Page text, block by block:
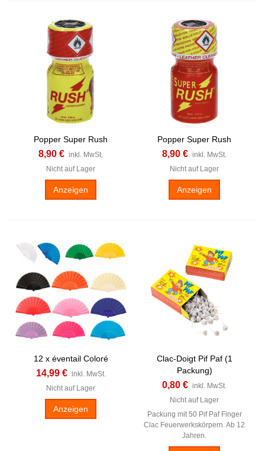
Popper Super Rush
8,90 € inkl. MwSt.
Nicht auf Lager
Anzeigen
Popper Super Rush
8,90 € inkl. MwSt.
Nicht auf Lager
Anzeigen
12 x éventail Coloré
14,99 € inkl. MwSt.
Nicht auf Lager
Anzeigen
Clac-Doigt Pif Paf (1
Packung)
0,80 € inkl. MwSt.
Nicht auf Lager
Packung mit 50 Pif Paf Finger
Clac Feuerwerkskörpern. Ab 12
Jahren.